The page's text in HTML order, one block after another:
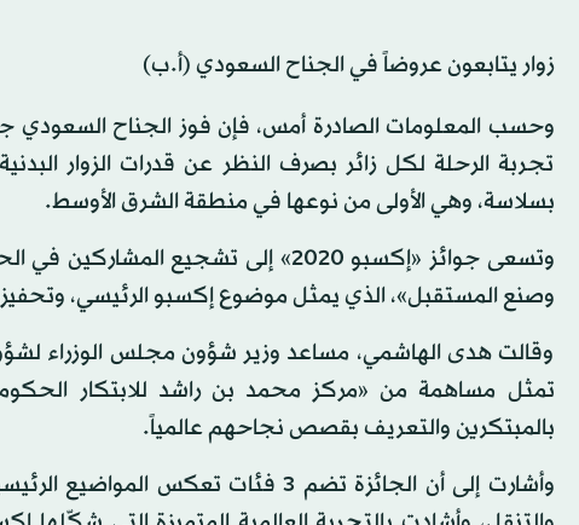
زوار يتابعون عروضاً في الجناح السعودي (أ.ب)
وحسب المعلومات الصادرة أمس، فإن فوز الجناح السعودي
تجربة الرحلة لكل زائر بصرف النظر عن قدرات الزوار
بسلاسة، وهي الأولى من نوعها في منطقة الشرق الأوسط.
وتسعى جوائز «إكسبو 2020» إلى
وصنع المستقبل»، الذي يمثل موضوع إكسبو الرئيسي،
وقالت هدى الهاشمي، مساعد وزير شؤون مجلس الوزراء لشؤون
تمثل مساهمة من «مركز محمد بن راشد للابتكار
بالمبتكرين والتعريف بقصص نجاحهم عالمياً.